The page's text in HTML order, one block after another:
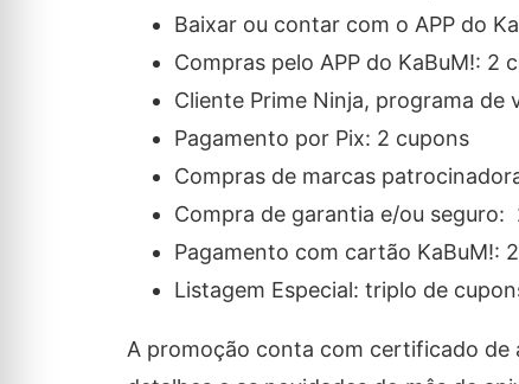
Baixar ou contar com o APP do
Compras pelo APP do KaBuM!: 2
Cliente Prime Ninja, programa de
Pagamento por Pix: 2 cupons
Compras de marcas
Compra de garantia e/ou seguro:
Pagamento com cartão KaBuM!:
Listagem Especial: triplo de
A promoção conta com certificado de